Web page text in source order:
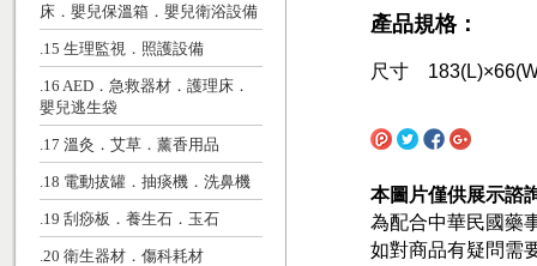
床．嬰兒保溫箱．嬰兒衛浴設備
.15 生理監視．照護設備
.16 AED．急救器材．護理床．
嬰兒逃生袋
.17 溫灸．艾草．薰香用品
.18 電動拔罐．抽痰機．洗鼻機
.19 刮痧板．養生石．玉石
.20 衛生器材．傷科耗材
產品規格：
尺寸
本圖片僅供展示諮
為配合中華民國藥
如對商品有疑問需